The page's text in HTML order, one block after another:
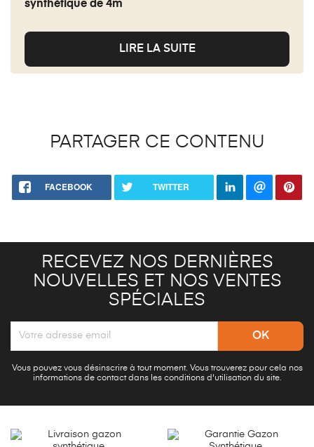
synthétique de 4m
LIRE LA SUITE
PARTAGER CE CONTENU
FACEBOOK TWITTER
RECEVEZ NOS DERNIÈRES
NOUVELLES ET NOS VENTES
SPÉCIALES
Vous pouvez vous désinscrire à tout moment. Vous trouverez pour cela nos
informations de contact dans les conditions d'utilisation du site.